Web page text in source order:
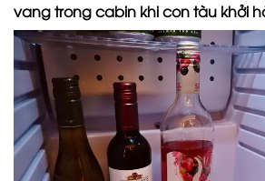
vang trong cabin khi con tàu khởi